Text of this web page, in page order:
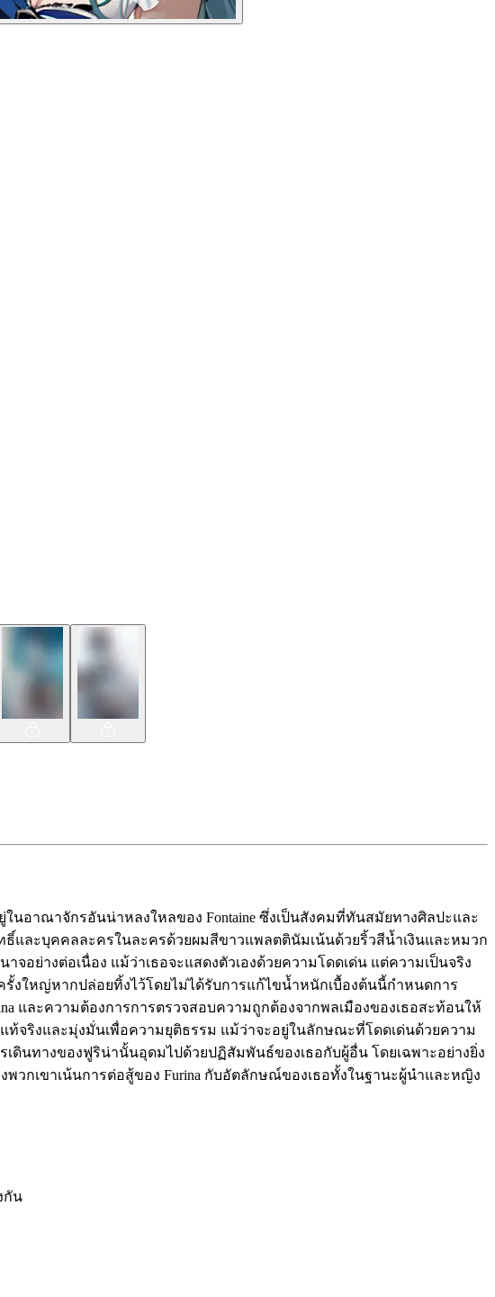
ในอาณาจักรอันน่าหลงใหลของ Fontaine ซึ่งเป็นสังคมที่ทันสมัยทางศิลปะและ
และบุคคลละครในละครด้วยผมสีขาวแพลตตินัมเน้นด้วยริ้วสีน้ำเงินและหมวก
ย่างต่อเนื่อง แม้ว่าเธอจะแสดงตัวเองด้วยความโดดเด่น แต่ความเป็นจริง
งใหญ่หากปล่อยทิ้งไว้โดยไม่ได้รับการแก้ไขน้ำหนักเบื้องต้นนี้กำหนดการ
และความต้องการการตรวจสอบความถูกต้องจากพลเมืองของเธอสะท้อนให้
จริงและมุ่งมั่นเพื่อความยุติธรรม แม้ว่าจะอยู่ในลักษณะที่โดดเด่นด้วยความ
นทางของฟูริน่านั้นอุดมไปด้วยปฏิสัมพันธ์ของเธอกับผู้อื่น โดยเฉพาะอย่างยิ่ง
วกเขาเน้นการต่อสู้ของ Furina กับอัตลักษณ์ของเธอทั้งในฐานะผู้นำและหญิง
กัน